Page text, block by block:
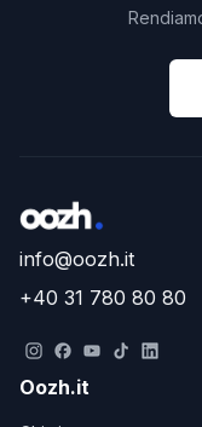
info@oozh.it
+40 31 780 80 80
Oozh.it